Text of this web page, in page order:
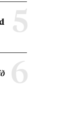
5
6